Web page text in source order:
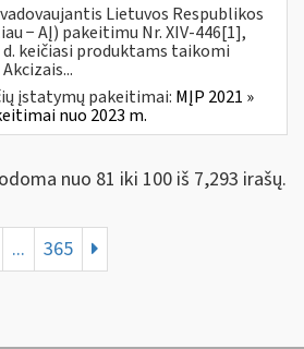
Lietuvos Respublikos
− AĮ) pakeitimu Nr. XIV-446[1],
d. keičiasi produktams taikomi
įstatymų pakeitimai: MĮP 2021 »
nuo 2023 m.
nuo 81 iki 100 iš 7,293 irašų.
... 365